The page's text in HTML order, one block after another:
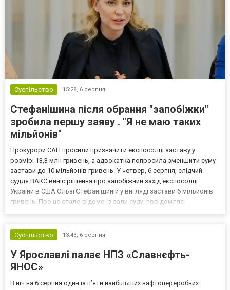
Суспільство 15:28, 6 серпня
Стефанішина після обрання "запобіжки"
зробила першу заяву . "Я не маю таких
мільйонів"
Прокурори САП просили призначити експосолці заставу у
розмірі 13,3 млн гривень, а адвокатка попросила зменшити суму
застави до 10 мільйонів гривень. У четвер, 6 серпня, слідчий
суддя ВАКС виніс рішення про запобіжний захід експосолці
України в США Ользі Стефанішиній у вигляді застави 6 мільйонів
гривень. Про це стало відомо із зали суду, повідомляє
Суспільство
13:43, 6 серпня
У Ярославлі палає НПЗ «Славнєфть-
ЯНОС»
В ніч на 6 серпня один із п’яти найбільших нафтопереробних